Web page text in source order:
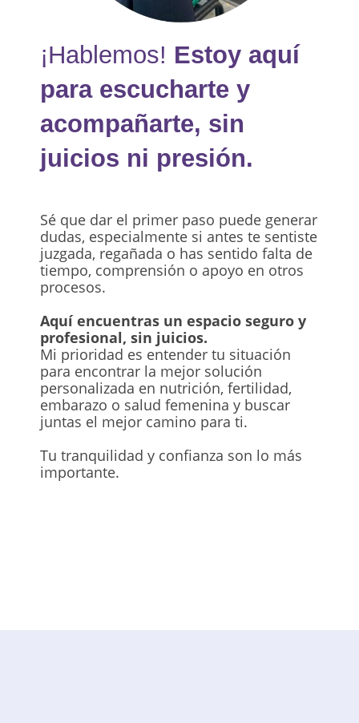
¡Hablemos! Estoy aquí
para escucharte y
acompañarte, sin
juicios ni presión.
Sé que dar el primer paso puede generar
dudas, especialmente si antes te sentiste
juzgada, regañada o has sentido falta de
tiempo, comprensión o apoyo en otros
procesos.
Aquí encuentras un espacio seguro y
profesional, sin juicios.
Mi prioridad es entender tu situación
para encontrar la mejor solución
personalizada en nutrición, fertilidad,
embarazo o salud femenina y buscar
juntas el mejor camino para ti.
Tu tranquilidad y confianza son lo más
importante.